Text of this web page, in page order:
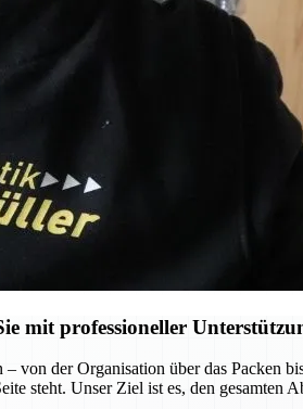
mit professioneller
von der Organisation über das
steht. Unser Ziel ist es, den